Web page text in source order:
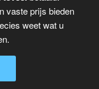
vaste prijs bieden
weet wat u